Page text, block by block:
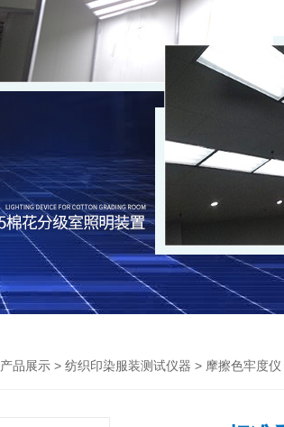
产品展示 > 纺织印染服装测试仪器 > 摩擦色牢度仪